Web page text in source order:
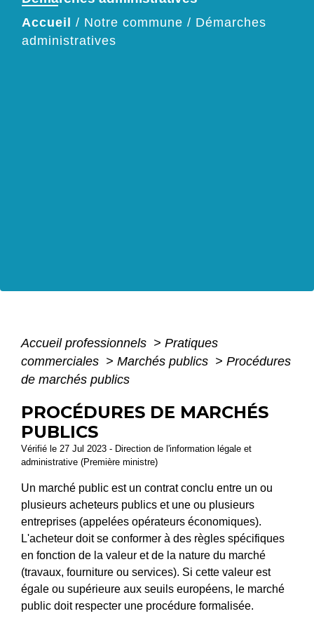
Accueil / Notre commune / Démarches
administratives
Accueil professionnels > Pratiques
commerciales > Marchés publics > Procédures
de marchés publics
PROCÉDURES DE MARCHÉS
PUBLICS
Vérifié le 27 Jul 2023 - Direction de l'information légale et
administrative (Première ministre)
Un marché public est un contrat conclu entre un ou
plusieurs acheteurs publics et une ou plusieurs
entreprises (appelées opérateurs économiques).
L'acheteur doit se conformer à des règles spécifiques
en fonction de la valeur et de la nature du marché
(travaux, fourniture ou services). Si cette valeur est
égale ou supérieure aux seuils européens, le marché
public doit respecter une procédure formalisée.